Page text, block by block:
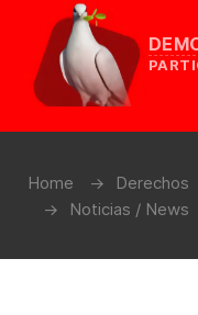
Home Derechos
Noticias / News